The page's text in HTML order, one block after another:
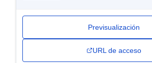
Previsualización
URL de acceso